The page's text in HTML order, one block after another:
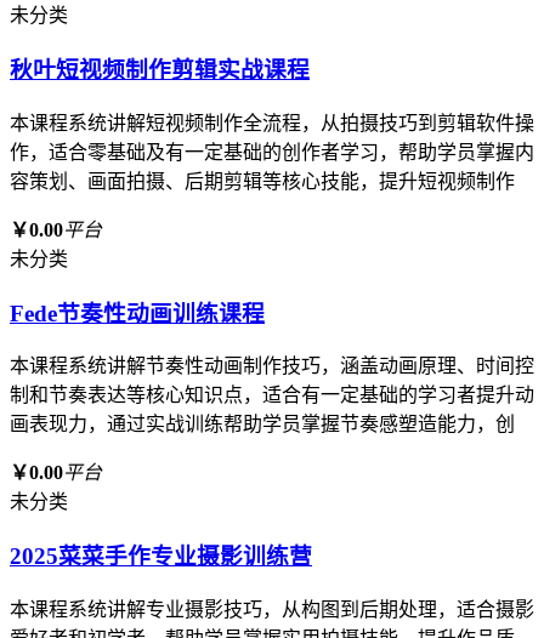
未分类
秋叶短视频制作剪辑实战课程
本课程系统讲解短视频制作全流程，从拍摄技巧到剪辑软件操
作，适合零基础及有一定基础的创作者学习，帮助学员掌握内
容策划、画面拍摄、后期剪辑等核心技能，提升短视频制作
￥0.00平台
未分类
Fede节奏性动画训练课程
本课程系统讲解节奏性动画制作技巧，涵盖动画原理、时间控
制和节奏表达等核心知识点，适合有一定基础的学习者提升动
画表现力，通过实战训练帮助学员掌握节奏感塑造能力，创
￥0.00平台
未分类
2025菜菜手作专业摄影训练营
本课程系统讲解专业摄影技巧，从构图到后期处理，适合摄影